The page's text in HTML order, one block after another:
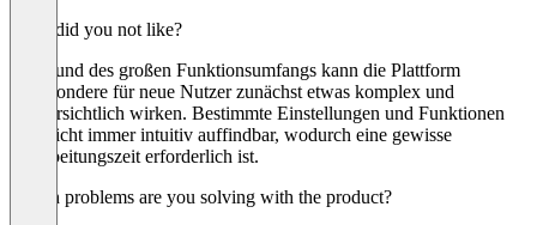
What did you not like?
Aufgrund des großen Funktionsumfangs kann die Plattform
insbesondere für neue Nutzer zunächst etwas komplex und
unübersichtlich wirken. Bestimmte Einstellungen und Funktionen
sind nicht immer intuitiv auffindbar, wodurch eine gewisse
Einarbeitungszeit erforderlich ist.
Which problems are you solving with the product?